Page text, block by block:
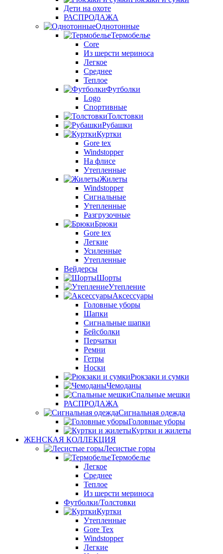
Дети на охоте
РАСПРОДАЖА
Однотонные
Термобелье
Core
Из шерсти мериноса
Легкое
Среднее
Теплое
Футболки
Logo
Спортивные
Толстовки
Рубашки
Куртки
Gore tex
Windstopper
На флисе
Утепленные
Жилеты
Windstopper
Сигнальные
Утепленные
Разгрузочные
Брюки
Gore tex
Легкие
Усиленные
Утепленные
Вейдерсы
Шорты
Утепление
Аксессуары
Головные уборы
Шапки
Сигнальные шапки
Бейсболки
Перчатки
Ремни
Гетры
Носки
Рюкзаки и сумки
Чемоданы
Спальные мешки
РАСПРОДАЖА
Сигнальная одежда
Головные уборы
Куртки и жилеты
ЖЕНСКАЯ КОЛЛЕКЦИЯ
Лесистые горы
Термобелье
Легкое
Среднее
Теплое
Из шерсти мериноса
Футболки/Толстовки
Куртки
Утепленные
Gore Tex
Windstopper
Легкие